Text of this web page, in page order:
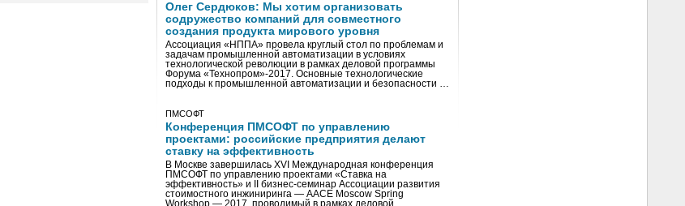
Олег Сердюков: Мы хотим организовать
содружество компаний для совместного
создания продукта мирового уровня
Ассоциация «НППА» провела круглый стол по проблемам и
задачам промышленной автоматизации в условиях
технологической революции в рамках деловой программы
Форума «Технопром»-2017. Основные технологические
подходы к промышленной автоматизации и безопасности …
ПМСОФТ
Конференция ПМСОФТ по управлению
проектами: российские предприятия делают
ставку на эффективность
В Москве завершилась XVI Международная конференция
ПМСОФТ по управлению проектами «Ставка на
эффективность» и II бизнес-семинар Ассоциации развития
стоимостного инжиниринга — AACE Moscow Spring
Workshop — 2017, проводимый в рамках деловой